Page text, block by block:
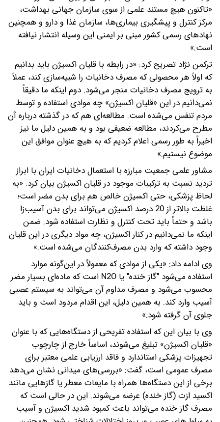
«تاکنون هیچ مستند علمی از سوی سازمان جهانی بهداشت،
مرکز کنترل و پیشگیری بیماری‌ها، سازمان غذا و دارو و همچنین
نهادهای رسمی کشور مبنی بر ایمنی این وسیله انتشار نیافته
است.»
ترکمن نژاد تصریح کرد: «در رابطه با قلیان اکسیژن باید بدانیم
که اولاً هر محصولی که مصرف دخانیات را شبیه‌سازی کند، عملاً
به ترویج مصرف دخانیات منجر می‌شود. دوم اینکه ما دقیقاً
نمی‌دانیم در این «قلیان اکسیژن» چه موادی استفاده و توسط
مردم تنفس می‌شده است. مطالعه‌ای هم که در گذشته درباره آن
مطرح می‌کردند، مطالعه ضعیفی بود و به همین دلیل ما نیز
اخیراً به طور رسمی اعلام کردیم که به هیچ عنوان موافق این
موضوع نیستیم.»
مشاور علمی جمعیت مبارزه با استعمال دخانیات ایران با ابراز
تردید نسبت به ترکیبات موجود در قلیان اکسیژن بیان کرد: «به
لحاظ پزشکی، حتی اکسیژن خالص هم برای بدن مضر است؛
غلظت بالاتر از 20 درصد اکسیژن می‌تواند برای بدن آسیب‌زا
باشد و حتماً باید تحت کنترل و نظارت استفاده شود. ضمن
اینکه ما نمی‌دانیم در کنار اکسیژن، چه مواد دیگری در این قلیان
وجود داشته که وارد بدن مصرف‌کنندگان می‌شده است.»
وی ادامه داد: «یکی از موادی که معمولاً در این‌گونه موارد
استفاده می‌شود "گاز خنده" یا N2O است که ماده‌ای بسیار مضر
محسوب می‌شود و مصرف مداوم آن می‌تواند به سیستم عصبی
آسیب وارد کند. به همین دلیل، این اقدام مردود است و باید
جلوی آن گرفته شود.»
وی با بیان این که استفاده تفریحی از دستگاه‌هایی که با عنوان
«قلیان اکسیژن» تبلیغ می‌شوند، اساساً خارج از چارچوب
تجهیزات پزشکی استاندارد و فاقد ارزیابی علمی معتبر برای
مصرف عمومی است، گفت: «بررسی‌های میدانی نشان می‌دهد
برخی از این دستگاه‌ها همراه با مایعات معطر یا گازهایی مانند
اکسید ازت (گاز خنده) عرضه می‌شوند. این در حالی است که
مصرف گاز خنده می‌تواند باعث کمبود شدید اکسیژن و آسیب